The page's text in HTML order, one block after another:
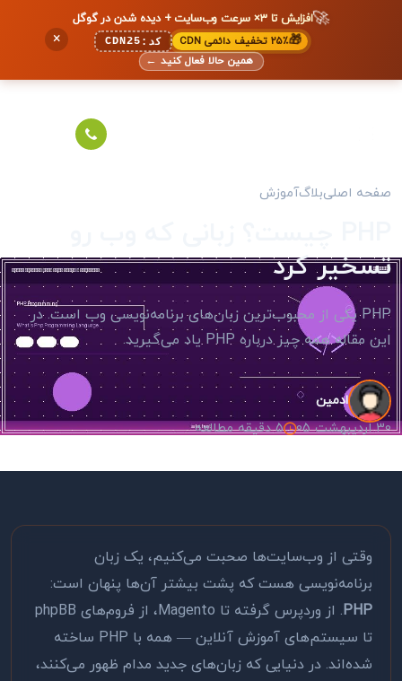
🚀افزایش تا ۳× سرعت وب‌سایت + دیده شدن در گوگل
🎁۲۵٪ تخفیف دائمی CDN کد: CDN25
همین حالا فعال کنید ←
×
صفحه اصلیبلاگآموزش
تسخیر کرد
PHP یکی از محبوب‌ترین زبان‌های برنامه‌نویسی وب است. در
این مقاله همه چیز درباره PHP یاد می‌گیرید.
ادمین
30 اردیبهشت 05 5 دقیقه مطالعه
وقتی از وب‌سایت‌ها صحبت می‌کنیم، یک زبان
برنامه‌نویسی هست که پشت بیشتر آن‌ها پنهان است:
PHP
. از وردپرس گرفته تا Magento، از فروم‌های phpBB
تا سیستم‌های آموزش آنلاین — همه با PHP ساخته
شده‌اند. در دنیایی که زبان‌های جدید مدام ظهور می‌کنند،